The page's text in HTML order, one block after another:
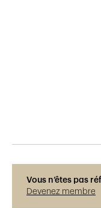
Vous n’êtes pas
Devenez membre